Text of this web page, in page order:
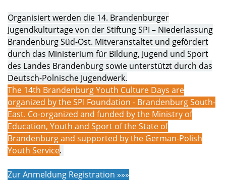
Organisiert werden die 14. Brandenburger
Jugendkulturtage von der Stiftung SPI – Niederlassung
Brandenburg Süd-Ost. Mitveranstaltet und gefördert
durch das Ministerium für Bildung, Jugend und Sport
des Landes Brandenburg sowie unterstützt durch das
Deutsch-Polnische Jugendwerk.
The 14th Brandenburg Youth Culture Days are
organized by the SPI Foundation - Brandenburg South-
East. Co-organized and funded by the Ministry of
Education, Youth and Sport of the State of
Brandenburg and supported by the German-Polish
Youth Service.
Zur Anmeldung Registration »»»